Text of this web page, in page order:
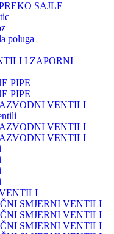
SAJLE
poluga
I ZAPORNI
PIPE
PIPE
VENTILI
VENTILI
VENTILI
SMJERNI VENTILI
SMJERNI VENTILI
SMJERNI VENTILI